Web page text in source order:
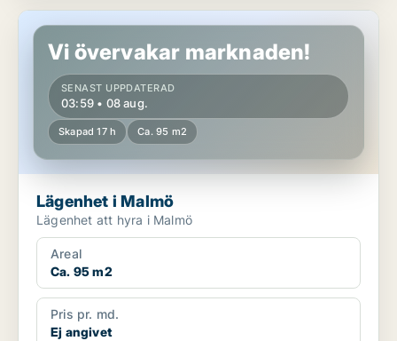
Lägenhet i Malmö
Vi övervakar marknaden!
SENAST UPPDATERAD
03:59 • 08 aug.
Skapad 17 h Ca. 95 m2
Lägenhet i Malmö
Lägenhet att hyra i Malmö
Areal
Ca. 95 m2
Pris pr. md.
Ej angivet